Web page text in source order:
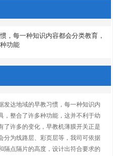
，每一种知识内容都会分类教育，
功能
达地域的早教习惯，每一种知识内
，整合了许多种功能，这并不利于幼
了许多的变化，早教机薄膜开关正是
分为线路层、彩页层等，我司可依据
隔点隔片的高度，设计出符合要求的